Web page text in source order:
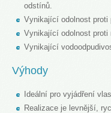
odstínů.
Vynikající odolnost proti
Vynikající odolnost proti
Vynikající
Výhody
Ideální pro vyjádření
Realizace je levnější,